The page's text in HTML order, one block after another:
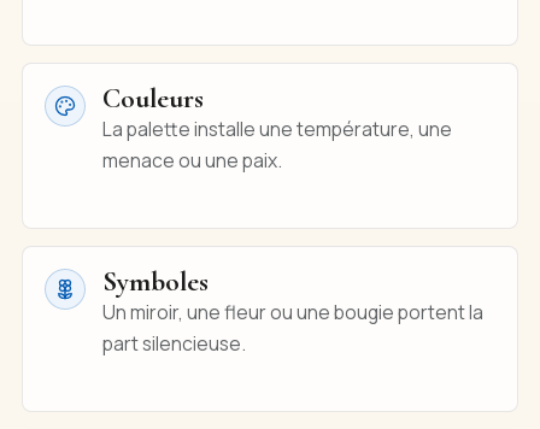
Couleurs
La palette installe une température, une
menace ou une paix.
Symboles
Un miroir, une fleur ou une bougie portent la
part silencieuse.